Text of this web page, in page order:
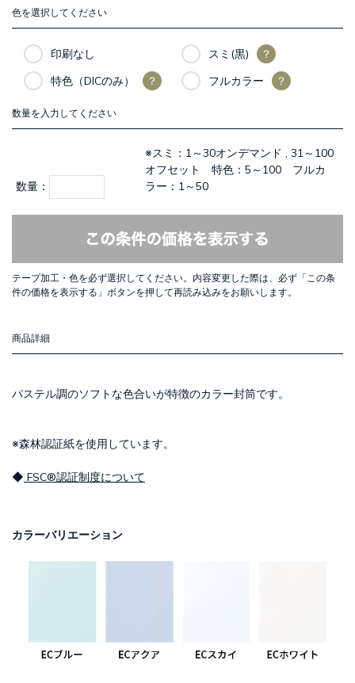
色を選択してください
印刷なし スミ(黒)
？
特色（DICのみ）
？ フルカラー ？
数量を入力してください
数量：
※スミ：1～30オンデマンド , 31～100
オフセット 特色：5～100 フルカ
ラー：1～50
テープ加工・色を必ず選択してください。内容変更した際は、必ず「この条
件の価格を表示する」ボタンを押して再読み込みをお願いします。
商品詳細
パステル調のソフトな色合いが特徴のカラー封筒です。
※森林認証紙を使用しています。
◆ FSC®認証制度について
カラーバリエーション